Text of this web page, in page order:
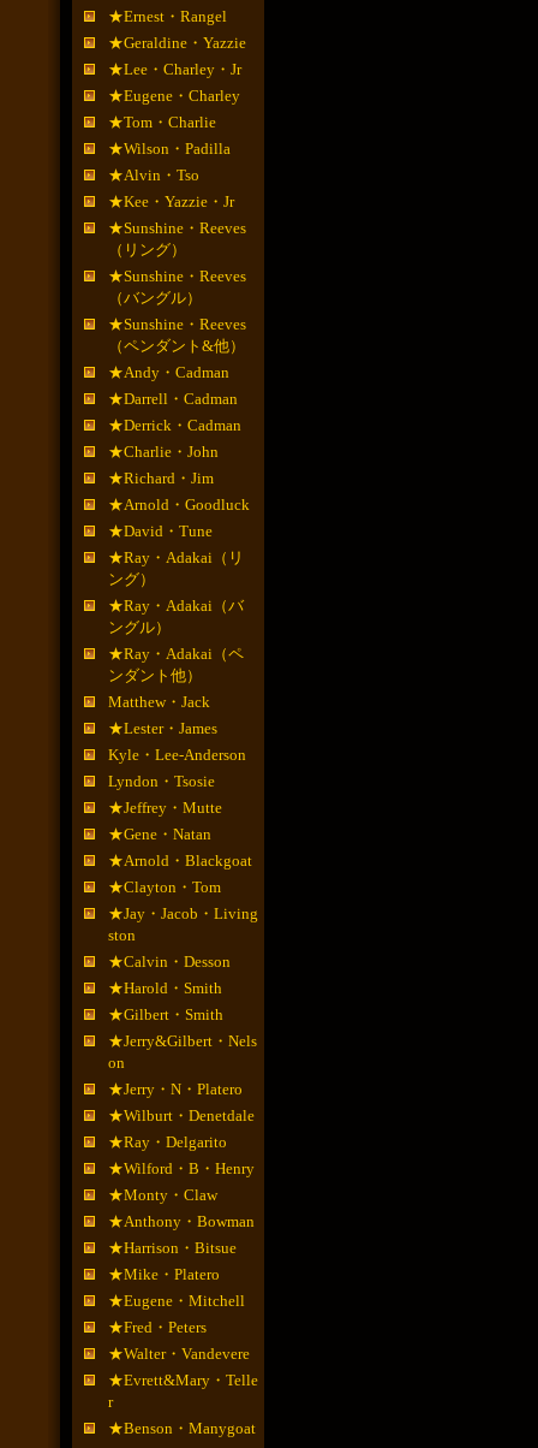
★Ernest・Rangel
★Geraldine・Yazzie
★Lee・Charley・Jr
★Eugene・Charley
★Tom・Charlie
★Wilson・Padilla
★Alvin・Tso
★Kee・Yazzie・Jr
★Sunshine・Reeves
（リング）
★Sunshine・Reeves
（バングル）
★Sunshine・Reeves
（ペンダント&他）
★Andy・Cadman
★Darrell・Cadman
★Derrick・Cadman
★Charlie・John
★Richard・Jim
★Arnold・Goodluck
★David・Tune
★Ray・Adakai（リ
ング）
★Ray・Adakai（バ
ングル）
★Ray・Adakai（ペ
ンダント他）
Matthew・Jack
★Lester・James
Kyle・Lee-Anderson
Lyndon・Tsosie
★Jeffrey・Mutte
★Gene・Natan
★Arnold・Blackgoat
★Clayton・Tom
★Jay・Jacob・Living
ston
★Calvin・Desson
★Harold・Smith
★Gilbert・Smith
★Jerry&Gilbert・Nels
on
★Jerry・N・Platero
★Wilburt・Denetdale
★Ray・Delgarito
★Wilford・B・Henry
★Monty・Claw
★Anthony・Bowman
★Harrison・Bitsue
★Mike・Platero
★Eugene・Mitchell
★Fred・Peters
★Walter・Vandevere
★Evrett&Mary・Telle
r
★Benson・Manygoat